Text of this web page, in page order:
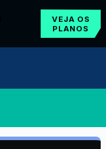
VEJA OS
PLANOS